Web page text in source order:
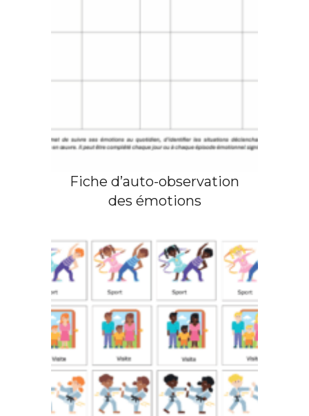
Fiche d’auto-observation
des émotions